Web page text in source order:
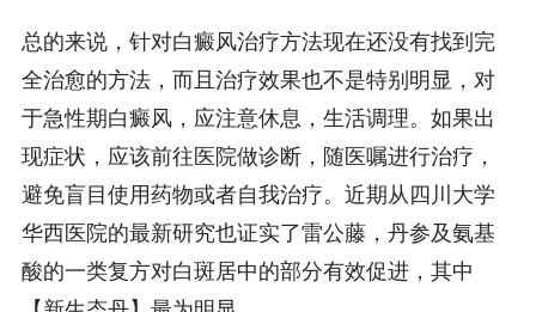
总的来说，针对白癜风治疗方法现在还没有找到完
全治愈的方法，而且治疗效果也不是特别明显，对
于急性期白癜风，应注意休息，生活调理。如果出
现症状，应该前往医院做诊断，随医嘱进行治疗，
避免盲目使用药物或者自我治疗。近期从四川大学
华西医院的最新研究也证实了雷公藤，丹参及氨基
酸的一类复方对白斑居中的部分有效促进，其中